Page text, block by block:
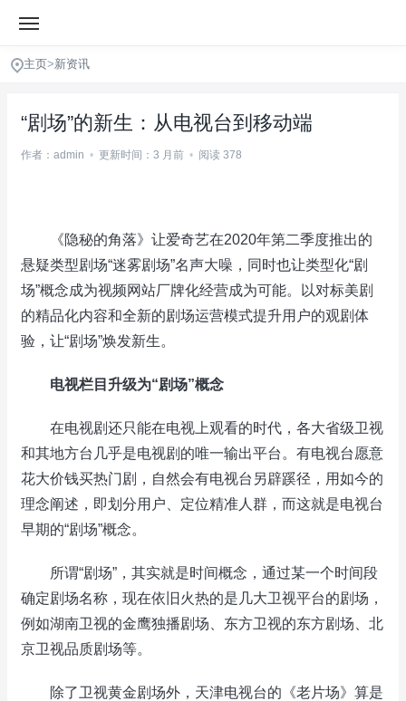
主页>新资讯
“剧场”的新生：从电视台到移动端
作者：admin • 更新时间：3 月前 • 阅读 378
《隐秘的角落》让爱奇艺在2020年第二季度推出的
悬疑类型剧场“迷雾剧场”名声大噪，同时也让类型化“剧
场”概念成为视频网站厂牌化经营成为可能。以对标美剧
的精品化内容和全新的剧场运营模式提升用户的观剧体
验，让“剧场”焕发新生。
电视栏目升级为“剧场”概念
在电视剧还只能在电视上观看的时代，各大省级卫视
和其地方台几乎是电视剧的唯一输出平台。有电视台愿意
花大价钱买热门剧，自然会有电视台另辟蹊径，用如今的
理念阐述，即划分用户、定位精准人群，而这就是电视台
早期的“剧场”概念。
所谓“剧场”，其实就是时间概念，通过某一个时间段
确定剧场名称，现在依旧火热的是几大卫视平台的剧场，
例如湖南卫视的金鹰独播剧场、东方卫视的东方剧场、北
京卫视品质剧场等。
除了卫视黄金剧场外，天津电视台的《老片场》算是